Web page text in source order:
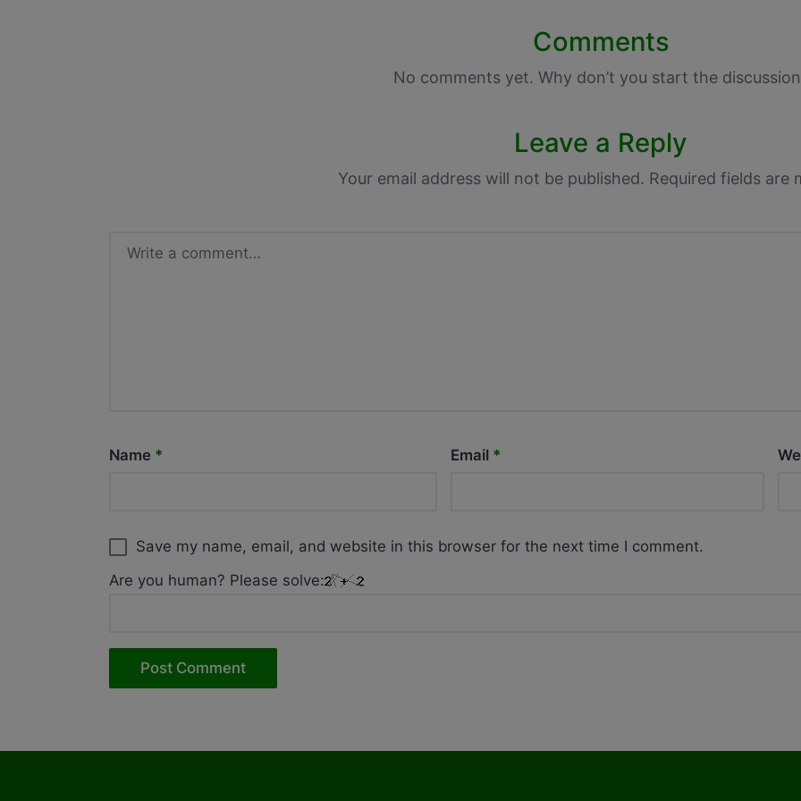
Comments
No comments yet. Why don’t you start the
Leave a Reply
Your email address will not be published. Required fields are
Name * Email *
Save my name, email, and website in this browser for the next time I comment.
Are you human? Please solve: